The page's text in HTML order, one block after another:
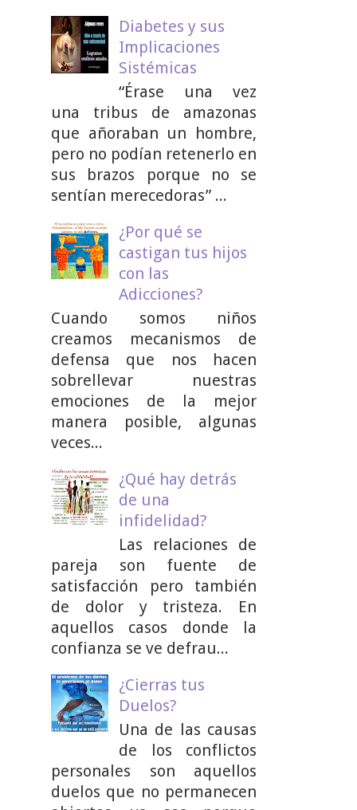
Diabetes y sus
Implicaciones
Sistémicas
“Érase una vez
una tribus de amazonas
que añoraban un hombre,
pero no podían retenerlo en
sus brazos porque no se
sentían merecedoras” ...
¿Por qué se
castigan tus hijos
con las
Adicciones?
Cuando somos niños
creamos mecanismos de
defensa que nos hacen
sobrellevar nuestras
emociones de la mejor
manera posible, algunas
veces...
¿Qué hay detrás
de una
infidelidad?
Las relaciones de
pareja son fuente de
satisfacción pero también
de dolor y tristeza. En
aquellos casos donde la
confianza se ve defrau...
¿Cierras tus
Duelos?
Una de las causas
de los conflictos
personales son aquellos
duelos que no permanecen